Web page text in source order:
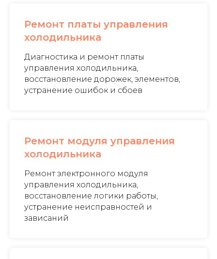
Ремонт платы управления
холодильника
Диагностика и ремонт платы
управления холодильника,
восстановление дорожек, элементов,
устранение ошибок и сбоев
Ремонт модуля управления
холодильника
Ремонт электронного модуля
управления холодильника,
восстановление логики работы,
устранение неисправностей и
зависаний